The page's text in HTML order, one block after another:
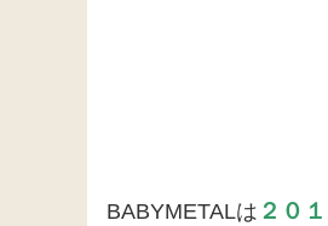
BABYMETALは ２０